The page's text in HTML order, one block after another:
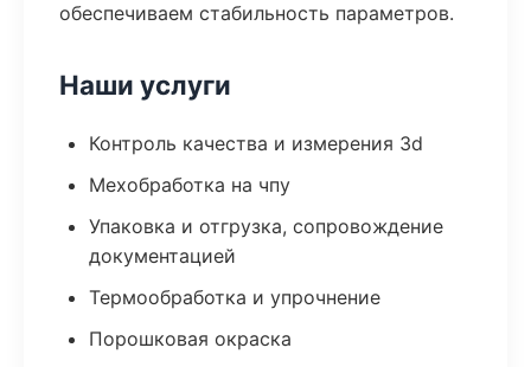
обеспечиваем стабильность параметров.
Наши услуги
Контроль качества и измерения 3d
Мехобработка на чпу
Упаковка и отгрузка, сопровождение
документацией
Термообработка и упрочнение
Порошковая окраска